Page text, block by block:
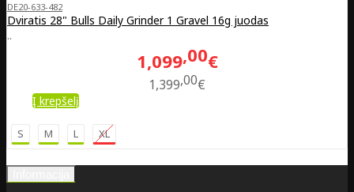
DE20-633-482
Dviratis 28" Bulls Daily Grinder 1 Gravel 16g juodas
..
1,099 00€
1,399 00€
Į krepšelį
S M L XL